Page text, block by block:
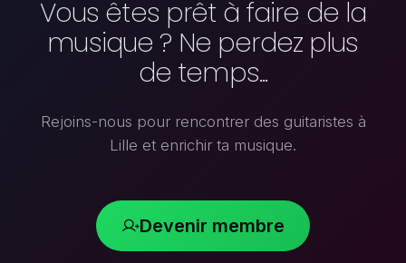
Vous êtes prêt à faire de la
musique ? Ne perdez plus
de temps...
Rejoins-nous pour rencontrer des guitaristes à
Lille et enrichir ta musique.
Devenir membre